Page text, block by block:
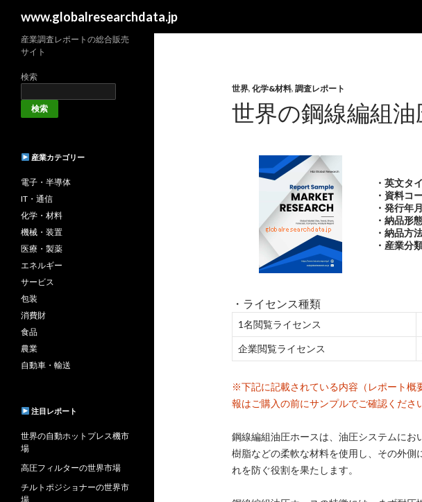
www.globalresearchdata.jp
世界,化学&材料,調査レポート
世界の鋼線編組
・英文
・資料コ
・発行年
・納品形
・納品方
・産業分
・ライセンス種類
1名閲覧ライセンス
企業閲覧ライセンス
※下記に記載されている内容（レポート概
報はご購入の前にサンプルでご確認くださ
鋼線編組油圧ホースは、油圧システムに
樹脂などの柔軟な材料を使用し、その外
れを防ぐ役割を果たします。
産業調査レポートの総合販売
サイト
検索
検索
産業カテゴリー
電子・半導体
IT・通信
化学・材料
機械・装置
医療・製薬
エネルギー
サービス
包装
消費財
食品
農業
自動車・輸送
注目レポート
世界の自動ホットプレス機市
場
高圧フィルターの世界市場
チルトポジショナーの世界市
場